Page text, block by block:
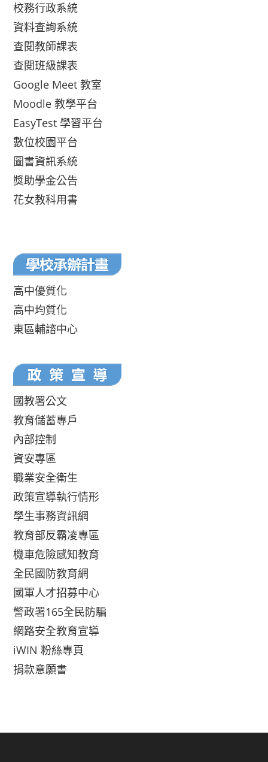
校務行政系統
資料查詢系統
查閱教師課表
查閱班級課表
Google Meet 教室
Moodle 教學平台
EasyTest 學習平台
數位校園平台
圖書資訊系統
獎助學金公告
花女教科用書
高中優質化
高中均質化
東區輔諮中心
國教署公文
教育儲蓄專戶
內部控制
資安專區
職業安全衛生
政策宣導執行情形
學生事務資訊網
教育部反霸凌專區
機車危險感知教育
全民國防教育網
國軍人才招募中心
警政署165全民防騙
網路安全教育宣導
iWIN 粉絲專頁
捐款意願書